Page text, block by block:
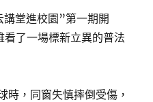
堂進校園”第一期開
了一場標新立異的普法
時，同窗失慎摔倒受傷，